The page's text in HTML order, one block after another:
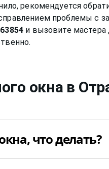
рекомендуется
проблемы с
и вызовите мастера
окна в
что делать?